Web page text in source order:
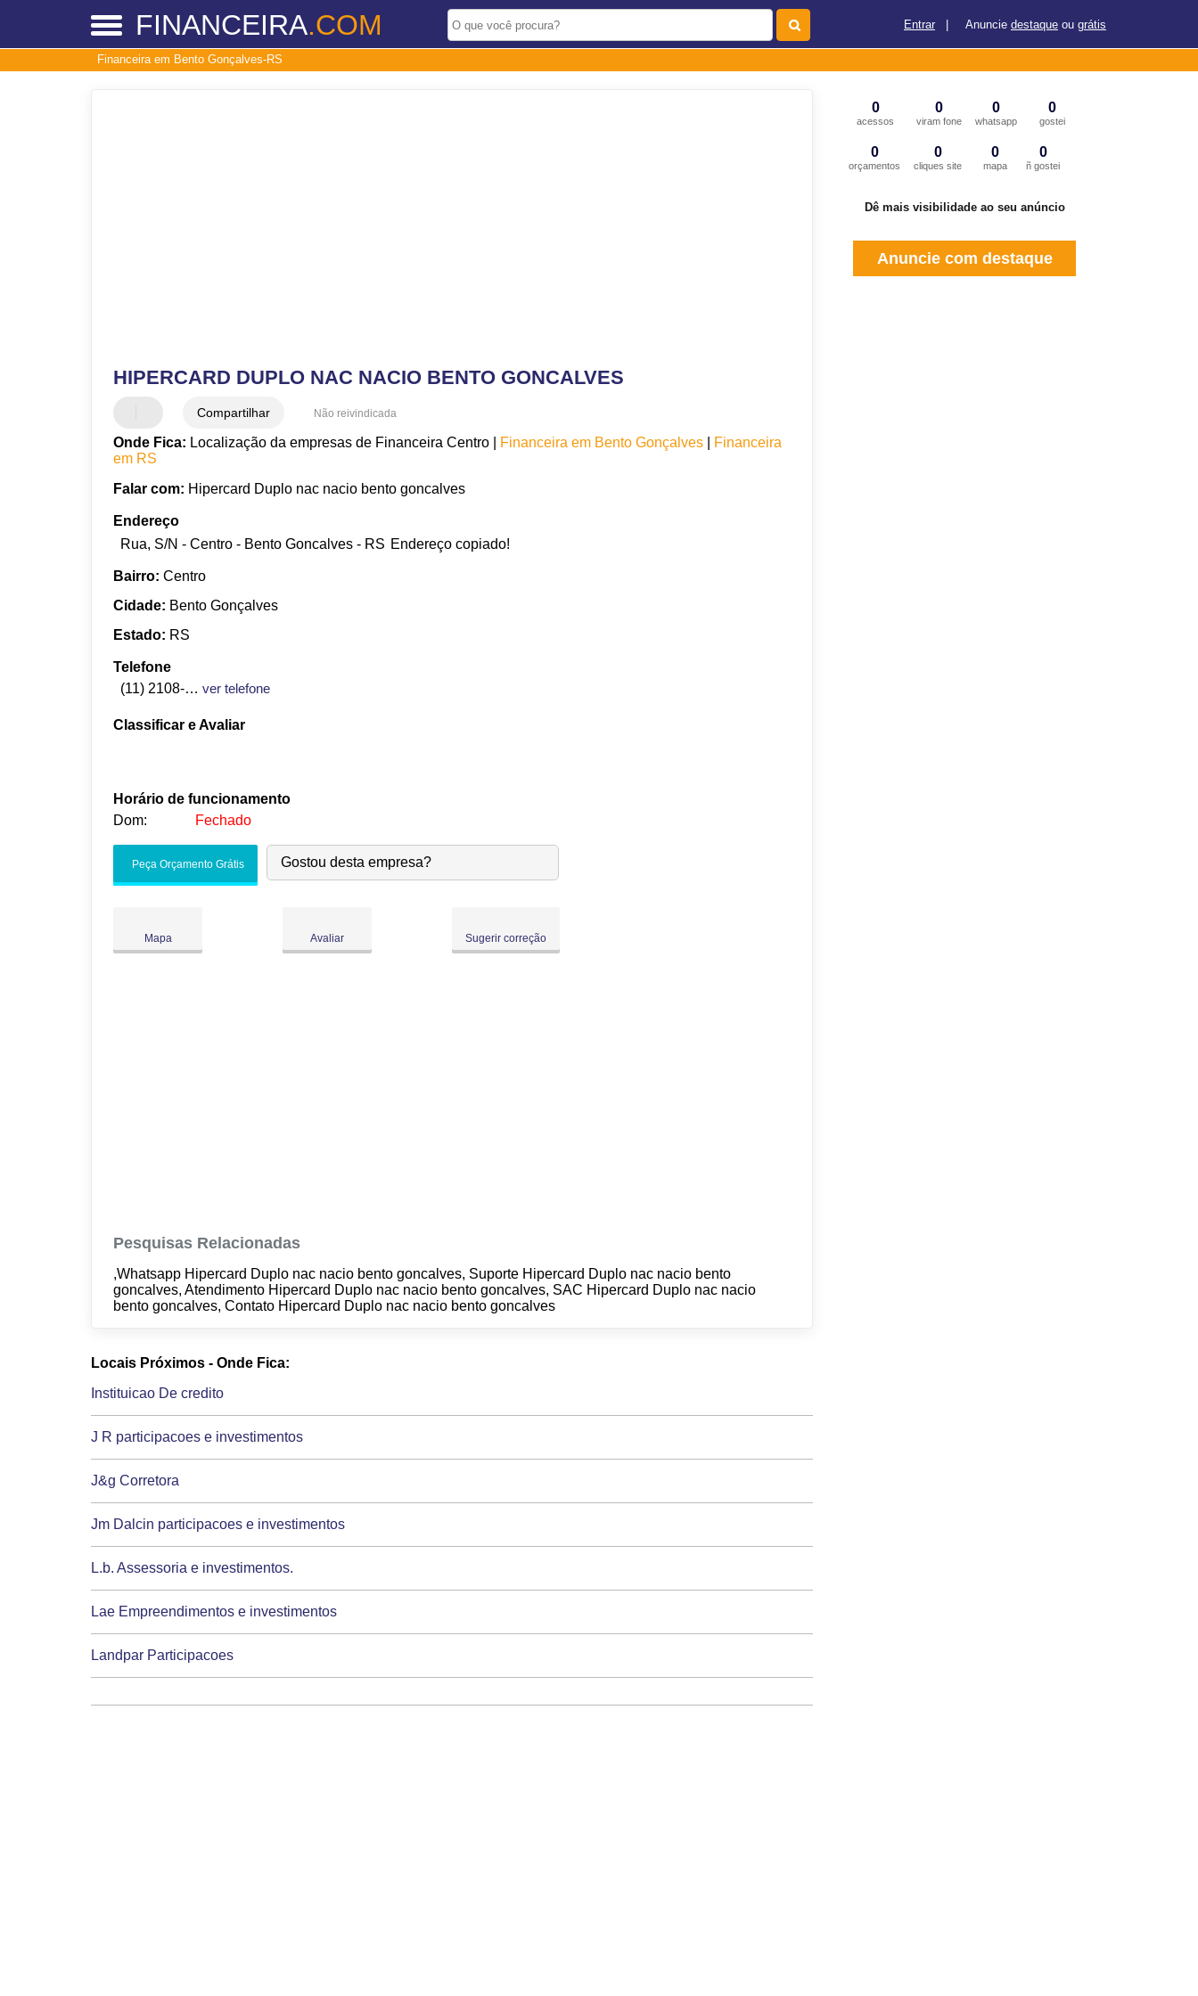
FINANCEIRA.COM Entrar Anuncie destaque ou grátis
Financeira em Bento Gonçalves-RS
HIPERCARD DUPLO NAC NACIO BENTO GONCALVES
Compartilhar Não reivindicada
Onde Fica: Localização da empresas de Financeira Centro | Financeira em Bento Gonçalves
Financeira
em RS
Falar com: Hipercard Duplo nac nacio bento goncalves
Endereço
Rua, S/N - Centro - Bento Goncalves - RS Endereço copiado!
Bairro: Centro
Cidade: Bento Gonçalves
Estado: RS
Telefone
(11) 2108-7800
ver telefone
Classificar e Avaliar
Horário de funcionamento
Dom:
Fechado
Sex:
Peça Orçamento Grátis Gostou desta empresa?
Mapa Avaliar Sugerir correção
Pesquisas Relacionadas
,Whatsapp Hipercard Duplo nac nacio bento goncalves, Suporte Hipercard Duplo nac nacio bento
goncalves, Atendimento Hipercard Duplo nac nacio bento goncalves, SAC Hipercard Duplo nac nacio
bento goncalves, Contato Hipercard Duplo nac nacio bento goncalves
Locais Próximos - Onde Fica:
Instituicao De credito
J R participacoes e investimentos
J&g Corretora
Jm Dalcin participacoes e investimentos
L.b. Assessoria e investimentos.
Lae Empreendimentos e investimentos
Landpar Participacoes
0
acessos
0
viram fone
0
whatsapp
0
gostei
0
orçamentos
0
cliques site
0
mapa
0
ñ gostei
Dê mais visibilidade ao seu anúncio
Anuncie com destaque